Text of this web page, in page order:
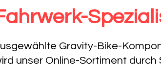
Gravity-Bike-
unser Online-Sortiment durch